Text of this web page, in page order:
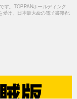
す。TOPPANホールディング
受け、日本最大級の電子書籍配